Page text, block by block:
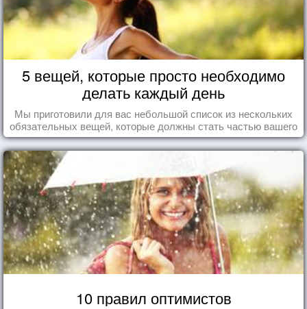
5 вещей, которые просто необходимо
делать каждый день
Мы приготовили для вас небольшой список из нескольких
обязательных вещей, которые должны стать частью вашего
дня.
10 правил оптимистов